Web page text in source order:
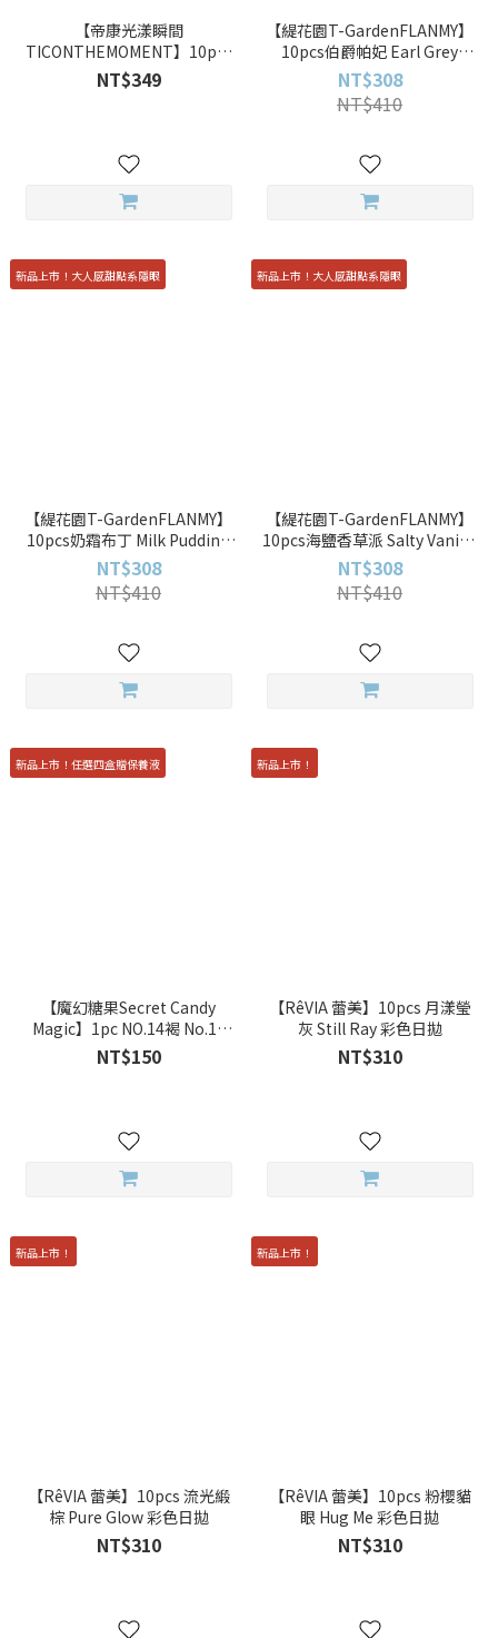
【帝康光漾瞬間
TICONTHEMOMENT】10pcs
星砂月暮 Shale 彩色日拋
NT$349
【緹花園T-GardenFLANMY】
10pcs伯爵帕妃 Earl Grey
Parfait 彩色日拋
NT$308
NT$410
新品上市！大人感甜點系隱眼
【緹花園T-GardenFLANMY】
10pcs奶霜布丁 Milk Pudding
彩色日拋
NT$308
NT$410
新品上市！大人感甜點系隱眼
【緹花園T-GardenFLANMY】
10pcs海鹽香草派 Salty Vanilla
彩色日拋
NT$308
NT$410
新品上市！任選四盒贈保養液
【魔幻糖果Secret Candy
Magic】1pc NO.14褐 No.14
Hazel 彩色月拋
NT$150
新品上市！
【RêVIA 蕾美】10pcs 月漾瑩
灰 Still Ray 彩色日拋
NT$310
新品上市！
【RêVIA 蕾美】10pcs 流光緞
棕 Pure Glow 彩色日拋
NT$310
新品上市！
【RêVIA 蕾美】10pcs 粉櫻貓
眼 Hug Me 彩色日拋
NT$310